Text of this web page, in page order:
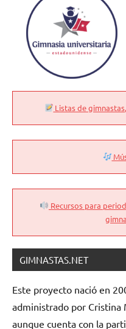
Listas de
Recursos para
GIMNASTAS.NET
Este proyecto nació en
administrado por Cristina
aunque cuenta con la